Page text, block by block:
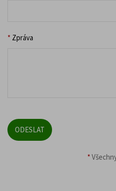
* Zpráva
*